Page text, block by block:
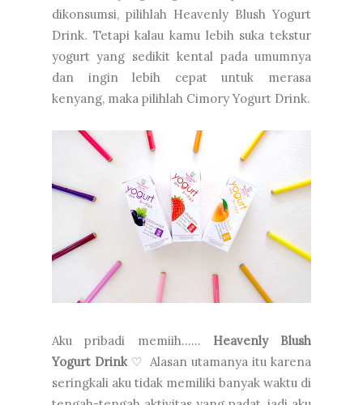
dikonsumsi, pilihlah Heavenly Blush Yogurt
Drink. Tetapi kalau kamu lebih suka tekstur
yogurt yang sedikit kental pada umumnya
dan ingin lebih cepat untuk merasa
kenyang, maka pilihlah Cimory Yogurt Drink.
Aku pribadi memiih...... Heavenly Blush
Yogurt Drink♡ Alasan utamanya itu karena
seringkali aku tidak memiliki banyak waktu di